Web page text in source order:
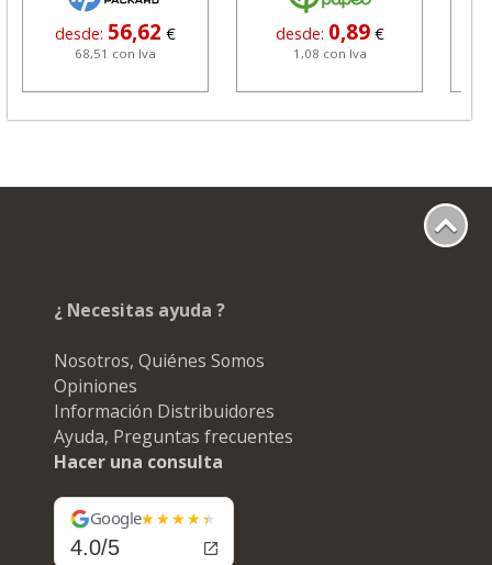
desde: 56,62 €
68,51 con Iva
desde: 0,89 €
1,08 con Iva
¿ Necesitas ayuda ?
Nosotros, Quiénes Somos
Opiniones
Información Distribuidores
Ayuda, Preguntas frecuentes
Hacer una consulta
Google
4.0/5